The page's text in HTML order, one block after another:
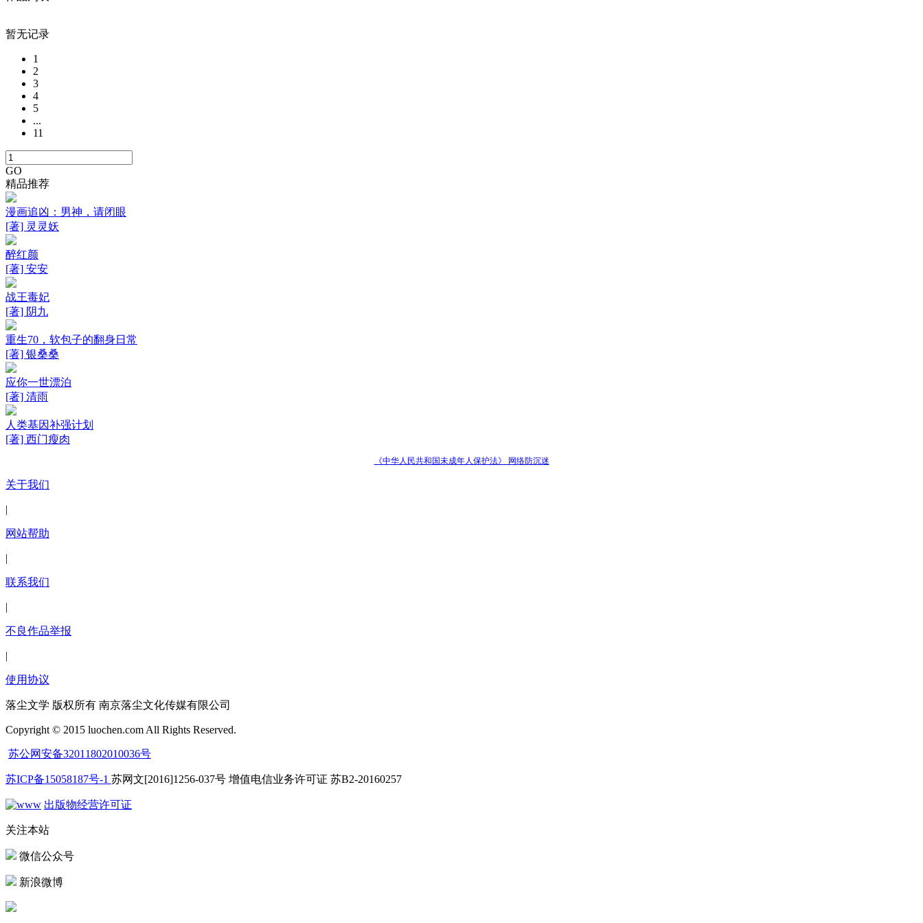
暂无记录
1
2
3
4
5
...
11
GO
精品推荐
漫画追凶：男神，请闭眼
[著] 灵灵妖
醉红颜
[著] 安安
战王毒妃
[著] 阴九
重生70，软包子的翻身日常
[著] 银桑桑
应你一世漂泊
[著] 清雨
人类基因补强计划
[著] 西门瘦肉
《中华人民共和国未成年人保护法》 网络防沉迷
关于我们
|
网站帮助
|
联系我们
|
不良作品举报
|
使用协议
落尘文学 版权所有 南京落尘文化传媒有限公司
Copyright © 2015 luochen.com All Rights Reserved.
苏公网安备32011802010036号
苏ICP备15058187号-1 苏网文[2016]1256-037号 增值电信业务许可证 苏B2-20160257
出版物经营许可证
关注本站
微信公众号
新浪微博